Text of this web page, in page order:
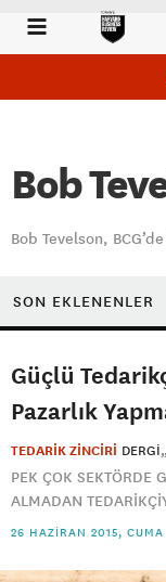
Bob
Bob Tevelson,
SON EKLENENLER
Güçlü
Pazarlık
TEDARİK ZİNCİRİ DERGI
PEK ÇOK SEKTÖRDE
ALMADAN
26 HAZIRAN 2015, CUMA